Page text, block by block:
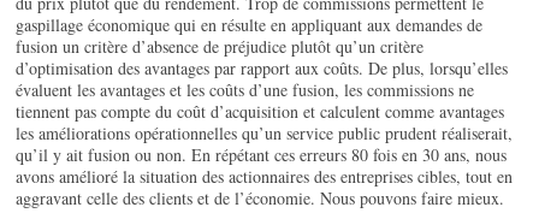
gaspillage économique qui en résulte en appliquant aux demandes de
fusion un critère d’absence de préjudice plutôt qu’un critère
d’optimisation des avantages par rapport aux coûts. De plus, lorsqu’elles
évaluent les avantages et les coûts d’une fusion, les commissions ne
tiennent pas compte du coût d’acquisition et calculent comme avantages
les améliorations opérationnelles qu’un service public prudent réaliserait,
qu’il y ait fusion ou non. En répétant ces erreurs 80 fois en 30 ans, nous
avons amélioré la situation des actionnaires des entreprises cibles, tout en
aggravant celle des clients et de l’économie. Nous pouvons faire mieux.